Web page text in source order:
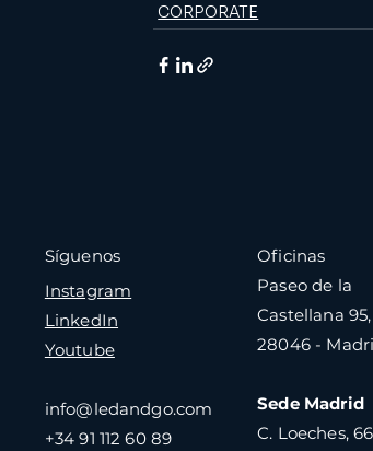
CORPORATE
Síguenos
Instagram
LinkedIn
Youtube
info@ledandgo.com
+34 91 112 60 89
Oficinas
Paseo de la
Castellana 95,
28046 -
Sede Madrid
C. Loeches,